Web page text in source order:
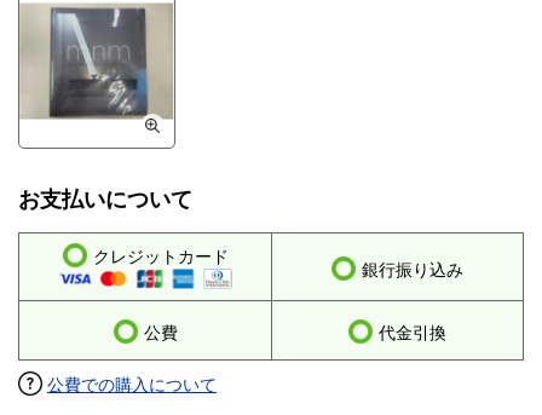
お支払いについて
クレジットカード
銀行振り込み
公費 代金引換
公費での購入について